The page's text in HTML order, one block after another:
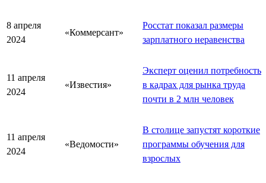
8 апреля
2024
«Коммерсант»
Росстат показал размеры
зарплатного неравенства
11 апреля
2024
«Известия»
Эксперт оценил потребность
в кадрах для рынка труда
почти в 2 млн человек
11 апреля
2024
«Ведомости»
В столице запустят короткие
программы обучения для
взрослых